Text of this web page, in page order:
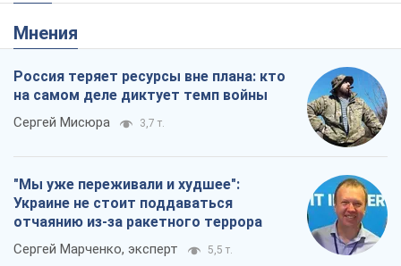
Мнения
Россия теряет ресурсы вне плана: кто
на самом деле диктует темп войны
Сергей Мисюра 3,7 т.
"Мы уже переживали и худшее":
Украине не стоит поддаваться
отчаянию из-за ракетного террора
Сергей Марченко, эксперт 5,5 т.